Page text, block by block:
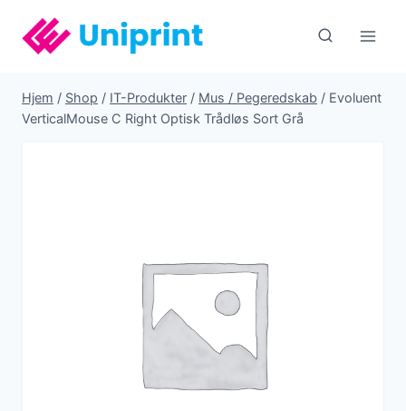
indhold
Hjem / Shop / IT-Produkter / Mus / Pegeredskab / Evoluent
VerticalMouse C Right Optisk Trådløs Sort Grå